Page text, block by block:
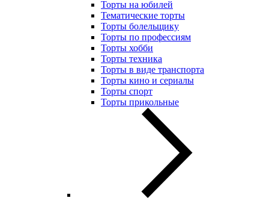
Торты на юбилей
Тематические торты
Торты болельщику
Торты по профессиям
Торты хобби
Торты техника
Торты в виде транспорта
Торты кино и сериалы
Торты спорт
Торты прикольные